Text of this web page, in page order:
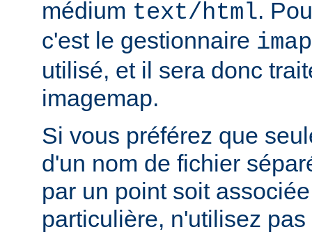
médium text/html.
c'est le gestionnaire
utilisé, et il sera donc
imagemap.
Si vous préférez que
d'un nom de fichier
par un point soit
particulière, n'utilisez